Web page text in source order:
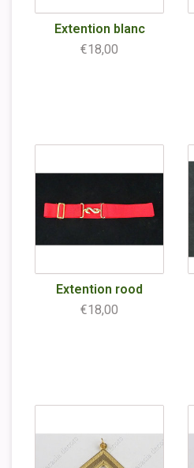
Extention blanc
€18,00
Extention rood
€18,00